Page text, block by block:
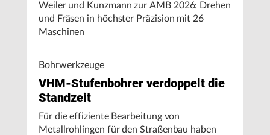
Weiler und Kunzmann zur AMB 2026: Drehen
und Fräsen in höchster Präzision mit 26
Maschinen
Bohrwerkzeuge
VHM-Stufenbohrer verdoppelt die
Standzeit
Für die effiziente Bearbeitung von
Metallrohlingen für den Straßenbau haben